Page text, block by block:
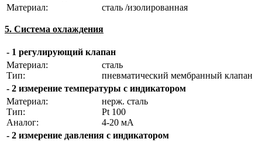
Материал:
сталь /изолированная
5. Система охлаждения
- 1 регулирующий клапан
Материал:
Тип:
сталь
пневматический мембранный клапан
- 2 измерение температуры с индикатором
Материал:
Тип:
Аналог:
нерж. сталь
Pt 100
4-20 мА
- 2 измерение давления с индикатором